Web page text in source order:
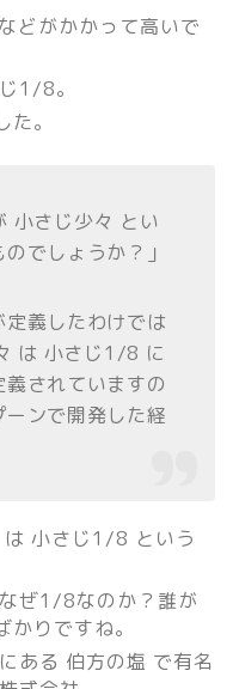
どがかかって高いで
1/8。
。
小さじ少々 とい
でしょうか？」
義したわけでは
は 小さじ1/8 に
されていますの
ンで開発した経
小さじ1/8 という
ぜ1/8なのか？誰が
りですね。
ある 伯方の塩 で有名